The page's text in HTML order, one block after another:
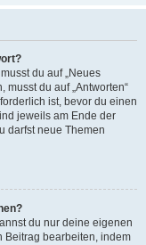
du auf „Neues
musst du auf „Antworten“
ist, bevor du einen
jeweils am Ende der
darfst neue Themen
du nur deine eigenen
Beitrag bearbeiten, indem